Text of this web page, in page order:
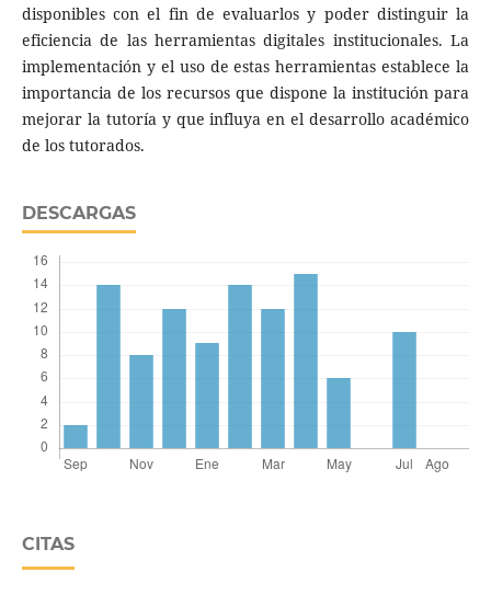
disponibles con el fin de evaluarlos y poder distinguir la
eficiencia de las herramientas digitales institucionales. La
implementación y el uso de estas herramientas establece la
importancia de los recursos que dispone la institución para
mejorar la tutoría y que influya en el desarrollo académico
de los tutorados.
DESCARGAS
CITAS